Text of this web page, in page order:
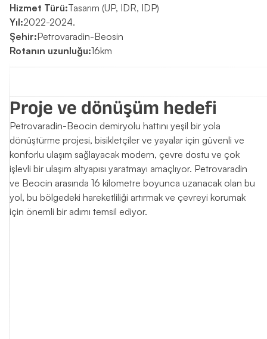
Hizmet Türü:Tasarım (UP, IDR, IDP)
Yıl:2022-2024.
Şehir:Petrovaradin-Beosin
Rotanın uzunluğu:16km
Proje ve dönüşüm hedefi
Petrovaradin-Beocin demiryolu hattını yeşil bir yola
dönüştürme projesi, bisikletçiler ve yayalar için güvenli ve
konforlu ulaşım sağlayacak modern, çevre dostu ve çok
işlevli bir ulaşım altyapısı yaratmayı amaçlıyor. Petrovaradin
ve Beocin arasında 16 kilometre boyunca uzanacak olan bu
yol, bu bölgedeki hareketliliği artırmak ve çevreyi korumak
için önemli bir adımı temsil ediyor.